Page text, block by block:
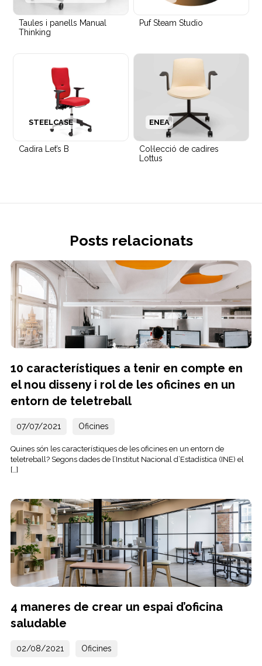
Taules i panells Manual
Thinking
Puf Steam Studio
Cadira Let’s B
STEELCASE
Col·lecció de cadires
Lottus
ENEA
Posts relacionats
10 característiques a tenir en compte en
el nou disseny i rol de les oficines en un
entorn de teletreball
07/07/2021 Oficines
Quines són les característiques de les oficines en un entorn de
teletreball? Segons dades de l’Institut Nacional d’Estadística (INE) el
[…]
4 maneres de crear un espai d’oficina
saludable
02/08/2021 Oficines